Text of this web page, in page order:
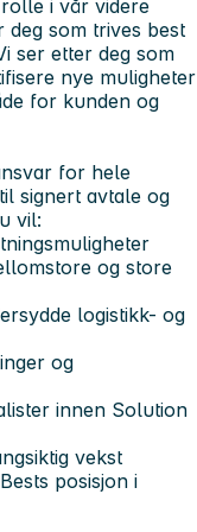
i vår videre
deg som trives best
ser etter deg som
nye muligheter
for kunden og
for hele
signert avtale og
vil:
og store
logistikk- og
og
innen Solution
vekst
posisjon i